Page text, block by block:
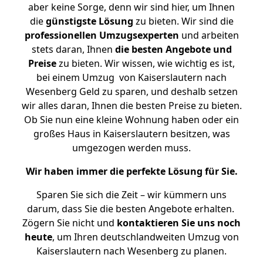
aber keine Sorge, denn wir sind hier, um Ihnen
diegünstigste Lösung zu bieten. Wir sind die
professionellen Umzugsexperten und arbeiten
stets daran, Ihnen die besten Angebote und
Preisezu bieten. Wir wissen, wie wichtig es ist,
bei einem Umzug von Kaiserslautern nach
Wesenberg Geld zu sparen, und deshalb setzen
wir alles daran, Ihnen die besten Preise zu bieten.
Ob Sie nun eine kleine Wohnung haben oder ein
großes Haus in Kaiserslautern besitzen, was
umgezogen werden muss.
Wir haben immer die perfekte Lösung für Sie.
Sparen Sie sich die Zeit – wir kümmern uns
darum, dass Sie die besten Angebote erhalten.
Zögern Sie nicht und kontaktieren Sie uns noch
heute, um Ihren deutschlandweiten Umzug von
Kaiserslautern nach Wesenberg zu planen.